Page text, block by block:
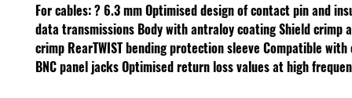
For cables: ? 6.3 mmOptimised design of contact pin and
data transmissions Body with antraloy coatingShield crimp
crimp RearTWIST bending protection sleeve Compatible with
BNC panel jacksOptimised return loss values at high